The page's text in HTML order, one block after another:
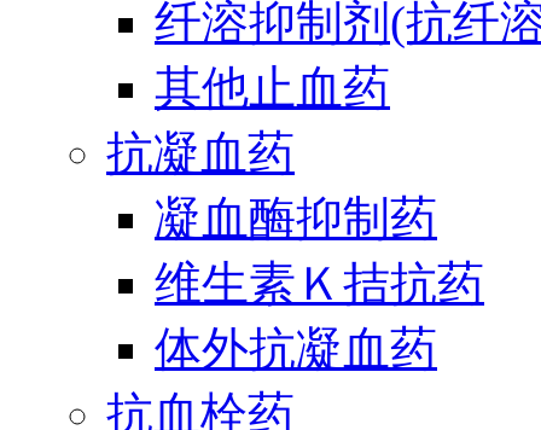
纤溶抑制剂(抗纤
其他止血药
抗凝血药
凝血酶抑制药
维生素Ｋ拮抗药
体外抗凝血药
抗血栓药